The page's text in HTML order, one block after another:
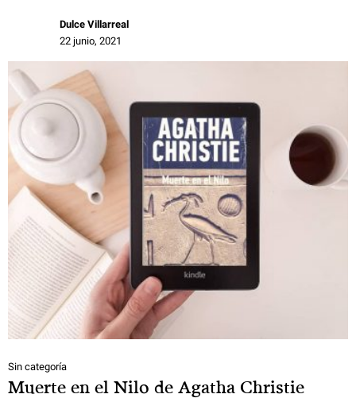
Dulce Villarreal
22 junio, 2021
Sin categoría
Muerte en el Nilo de Agatha Christie